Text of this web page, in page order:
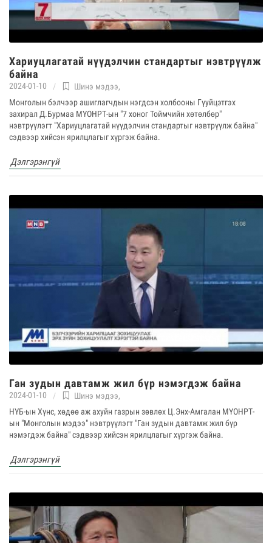
Хариуцлагатай нүүдэлчин стандартыг нэвтрүүлж
байна
2024-01-10 Шинэ мэдээ,
Монголын бэлчээр ашиглагчдын нэгдсэн холбооны Гүуйцэтгэх
захирал Д.Бурмаа МҮОНРТ-ын "7 хоног Тоймчийн хөтөлбөр"
нэвтрүүлэгт "Хариуцлагатай нүүдэлчин стандартыг нэвтрүүлж байна"
сэдвээр хийсэн ярилцлагыг хүргэж байна.
Дэлгэрэнгүй
Ган зудын давтамж жил бүр нэмэгдэж байна
2024-01-10 Шинэ мэдээ,
НҮБ-ын Хүнс, хөдөө аж ахуйн газрын зөвлөх Ц.Энх-Амгалан МҮОНРТ-
ын "Монголын мэдээ" нэвтрүүлэгт "Ган зудын давтамж жил бүр
нэмэгдэж байна" сэдвээр хийсэн ярилцлагыг хүргэж байна.
Дэлгэрэнгүй